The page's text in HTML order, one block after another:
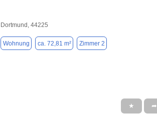
Dortmund, 44225
Wohnung ca. 72,81 m² Zimmer 2
★ ➦